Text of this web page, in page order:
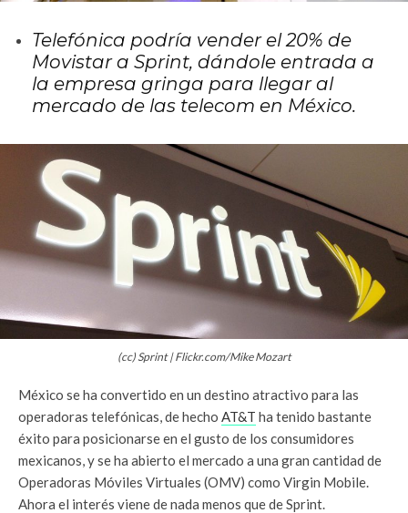
Telefónica podría vender el 20% de
Movistar a Sprint, dándole entrada a
la empresa gringa para llegar al
mercado de las telecom en México.
(cc) Sprint | Flickr.com/Mike Mozart
México se ha convertido en un destino atractivo para las
operadoras telefónicas, de hecho AT&T ha tenido bastante
éxito para posicionarse en el gusto de los consumidores
mexicanos, y se ha abierto el mercado a una gran cantidad de
Operadoras Móviles Virtuales (OMV) como Virgin Mobile.
Ahora el interés viene de nada menos que de Sprint.